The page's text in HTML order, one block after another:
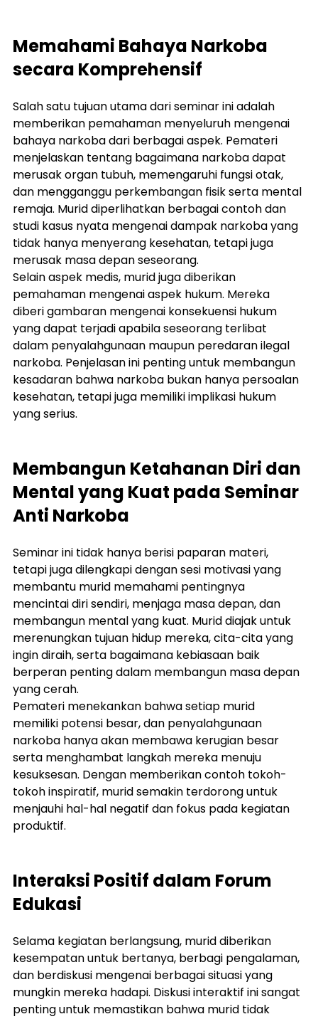
Memahami Bahaya Narkoba
secara Komprehensif
Salah satu tujuan utama dari seminar ini adalah
memberikan pemahaman menyeluruh mengenai
bahaya narkoba dari berbagai aspek. Pemateri
menjelaskan tentang bagaimana narkoba dapat
merusak organ tubuh, memengaruhi fungsi otak,
dan mengganggu perkembangan fisik serta mental
remaja. Murid diperlihatkan berbagai contoh dan
studi kasus nyata mengenai dampak narkoba yang
tidak hanya menyerang kesehatan, tetapi juga
merusak masa depan seseorang.
Selain aspek medis, murid juga diberikan
pemahaman mengenai aspek hukum. Mereka
diberi gambaran mengenai konsekuensi hukum
yang dapat terjadi apabila seseorang terlibat
dalam penyalahgunaan maupun peredaran ilegal
narkoba. Penjelasan ini penting untuk membangun
kesadaran bahwa narkoba bukan hanya persoalan
kesehatan, tetapi juga memiliki implikasi hukum
yang serius.
Membangun Ketahanan Diri dan
Mental yang Kuat pada Seminar
Anti Narkoba
Seminar ini tidak hanya berisi paparan materi,
tetapi juga dilengkapi dengan sesi motivasi yang
membantu murid memahami pentingnya
mencintai diri sendiri, menjaga masa depan, dan
membangun mental yang kuat. Murid diajak untuk
merenungkan tujuan hidup mereka, cita-cita yang
ingin diraih, serta bagaimana kebiasaan baik
berperan penting dalam membangun masa depan
yang cerah.
Pemateri menekankan bahwa setiap murid
memiliki potensi besar, dan penyalahgunaan
narkoba hanya akan membawa kerugian besar
serta menghambat langkah mereka menuju
kesuksesan. Dengan memberikan contoh tokoh-
tokoh inspiratif, murid semakin terdorong untuk
menjauhi hal-hal negatif dan fokus pada kegiatan
produktif.
Interaksi Positif dalam Forum
Edukasi
Selama kegiatan berlangsung, murid diberikan
kesempatan untuk bertanya, berbagi pengalaman,
dan berdiskusi mengenai berbagai situasi yang
mungkin mereka hadapi. Diskusi interaktif ini sangat
penting untuk memastikan bahwa murid tidak